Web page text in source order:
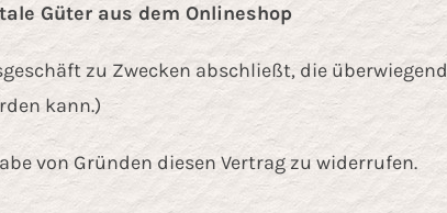
Güter aus dem Onlineshop
zu Zwecken abschließt, die
kann.)
von Gründen diesen Vertrag zu widerrufen.